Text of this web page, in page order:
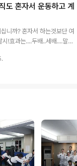
도 혼자서 운동하고 계
니까? 혼자서 하는것보단 여
!효과는....두배..세배....말로
우며 서로 함께 땀흘리는 공